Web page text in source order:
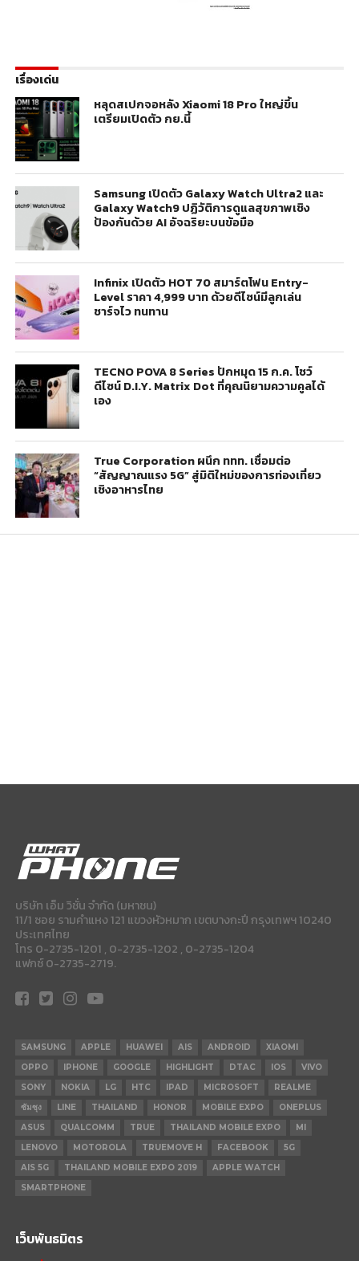
เรื่องเด่น
หลุดสเปกจอหลัง Xiaomi 18 Pro ใหญ่ขึ้น
เตรียมเปิดตัว กย.นี้
Samsung เปิดตัว Galaxy Watch Ultra2 และ
Galaxy Watch9 ปฏิวัติการดูแลสุขภาพเชิง
ป้องกันด้วย AI อัจฉริยะบนข้อมือ
Infinix เปิดตัว HOT 70 สมาร์ตโฟน Entry-
Level ราคา 4,999 บาท ด้วยดีไซน์มีลูกเล่น
ชาร์จไว ทนทาน
TECNO POVA 8 Series ปักหมุด 15 ก.ค. โชว์
ดีไซน์ D.I.Y. Matrix Dot ที่คุณนิยามความคูลได้
เอง
True Corporation ผนึก ททท. เชื่อมต่อ
“สัญญาณแรง 5G” สู่มิติใหม่ของการท่องเที่ยว
เชิงอาหารไทย
บริษัท เอ็ม วิชั่น จำกัด (มหาชน)
11/1 ซอย รามคำแหง 121 แขวงหัวหมาก เขตบางกะปี กรุงเทพฯ 10240
ประเทศไทย
โทร 0-2735-1201 , 0-2735-1202 , 0-2735-1204
แฟกซ์ 0-2735-2719.
SAMSUNG APPLE HUAWEI AIS ANDROID
XIAOMI
OPPO
IPHONE GOOGLE HIGHLIGHT DTAC IOS
VIVO
SONY
NOKIA LG HTC IPAD MICROSOFT
REALME
ซัมซุง
LINE THAILAND HONOR MOBILE EXPO
ONEPLUS
ASUS
QUALCOMM TRUE THAILAND MOBILE EXPO
MI
LENOVO
MOTOROLA TRUEMOVE H FACEBOOK
5G
AIS 5G
THAILAND MOBILE EXPO 2019
APPLE WATCH
SMARTPHONE
เว็บพันธมิตร